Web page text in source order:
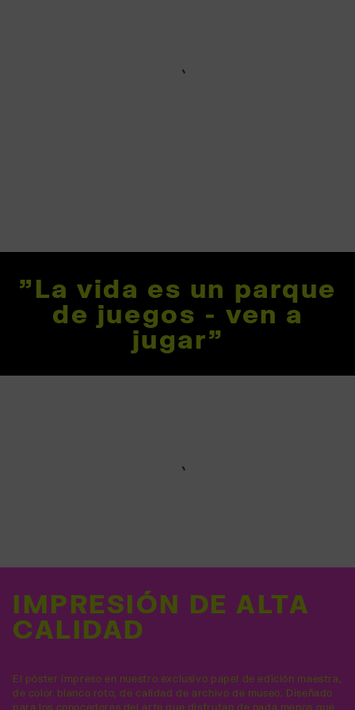
"La vida es un parque
de juegos - ven a
jugar"
IMPRESIÓN DE ALTA
CALIDAD
El póster impreso en nuestro exclusivo papel de edición maestra,
de color blanco roto, de calidad de archivo de museo. Diseñado
para los conocedores del arte que disfrutan de nada menos que